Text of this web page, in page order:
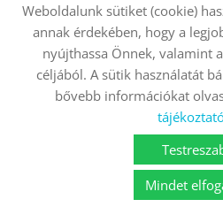
© 2026 - Minden
Oldal információk
Impresszum
Mindet
Weboldalunk sütiket (cookie)
annak érdekében, hogy a
nyújthassa Önnek, valamint
céljából. A sütik használatát
bővebb információkat
KERESÉS AZ OLDAL TARTALMÁBAN